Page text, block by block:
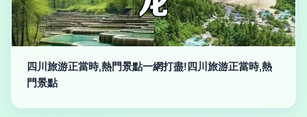
四川旅游正當時,熱門景點一網打盡!四川旅游正當時,熱
門景點